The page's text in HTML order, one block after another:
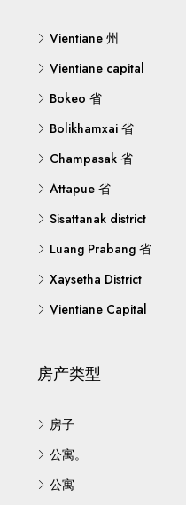
Vientiane 州
Vientiane capital
Bokeo 省
Bolikhamxai 省
Champasak 省
Attapue 省
Sisattanak district
Luang Prabang 省
Xaysetha District
Vientiane Capital
房产类型
房子
公寓。
公寓